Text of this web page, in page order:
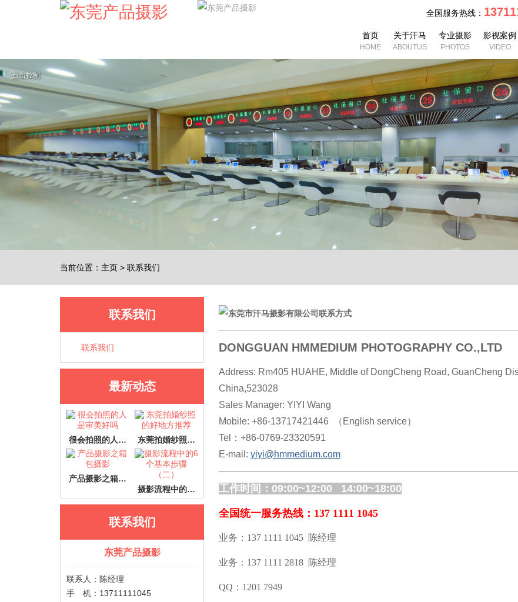
全国服务热线：
首页
HOME
关于汗马
ABOUTUS
专业摄影
PHOTOS
影视案例
VIDEO
当前位置： 主页 > 联系我们
联系我们
联系我们
最新动态
很会拍照的人… 东莞拍婚纱照…
产品摄影之箱…
摄影流程中的…
联系我们
东莞产品摄影
联系人：陈经理
手 机：13711111045
DONGGUAN HMMEDIUM PHOTOGRAPHY CO.,LTD
Address: Rm405 HUAHE, Middle of DongCheng Road, GuanCheng
China,523028
Sales Manager: YIYI Wang
Mobile: +86-13717421446 （English service）
Tel：+86-0769-23320591
E-mail: yiyi@hmmedium.com
工作时间：09:00~12:00 14:00~18:00
全国统一服务热线：137 1111 1045
业务：137 1111 1045 陈经理
业务：137 1111 2818 陈经理
QQ：1201 7949